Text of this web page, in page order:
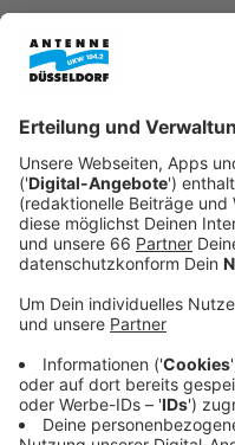
Die frisch in den
Düsseldorfer SPD-Frau
welche guten Inhalte
werden:
Anzeige